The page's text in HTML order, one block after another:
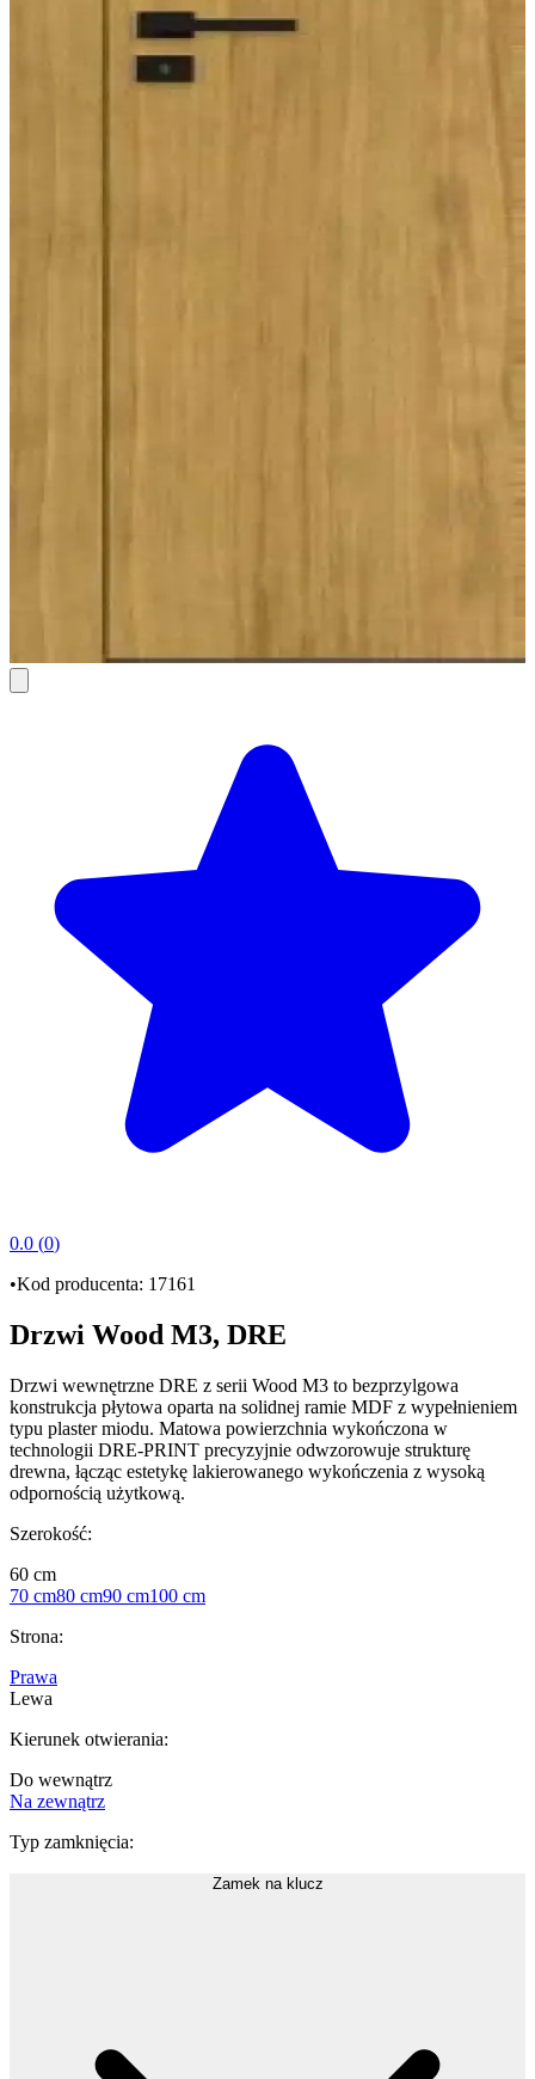
0.0 (0)
•Kod producenta: 17161
Drzwi Wood M3, DRE
Drzwi wewnętrzne DRE z serii Wood M3 to bezprzylgowa
konstrukcja płytowa oparta na solidnej ramie MDF z wypełnieniem
typu plaster miodu. Matowa powierzchnia wykończona w
technologii DRE-PRINT precyzyjnie odwzorowuje strukturę
drewna, łącząc estetykę lakierowanego wykończenia z wysoką
odpornością użytkową.
Szerokość:
60 cm
70 cm80 cm90 cm100 cm
Strona:
Prawa
Lewa
Kierunek otwierania:
Do wewnątrz
Na zewnątrz
Typ zamknięcia:
Zamek na klucz